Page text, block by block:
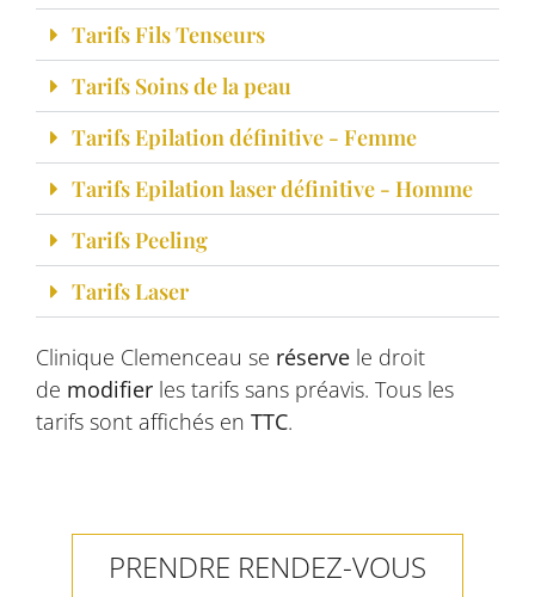
Tarifs Fils Tenseurs
Tarifs Soins de la peau
Tarifs Epilation définitive - Femme
Tarifs Epilation laser définitive - Homme
Tarifs Peeling
Tarifs Laser
Clinique Clemenceau se réserve le droit
de modifier les tarifs sans préavis. Tous les
tarifs sont affichés en TTC.
PRENDRE RENDEZ-VOUS